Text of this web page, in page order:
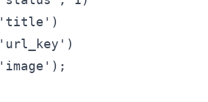
'title' )
'url_key' )
'image' );